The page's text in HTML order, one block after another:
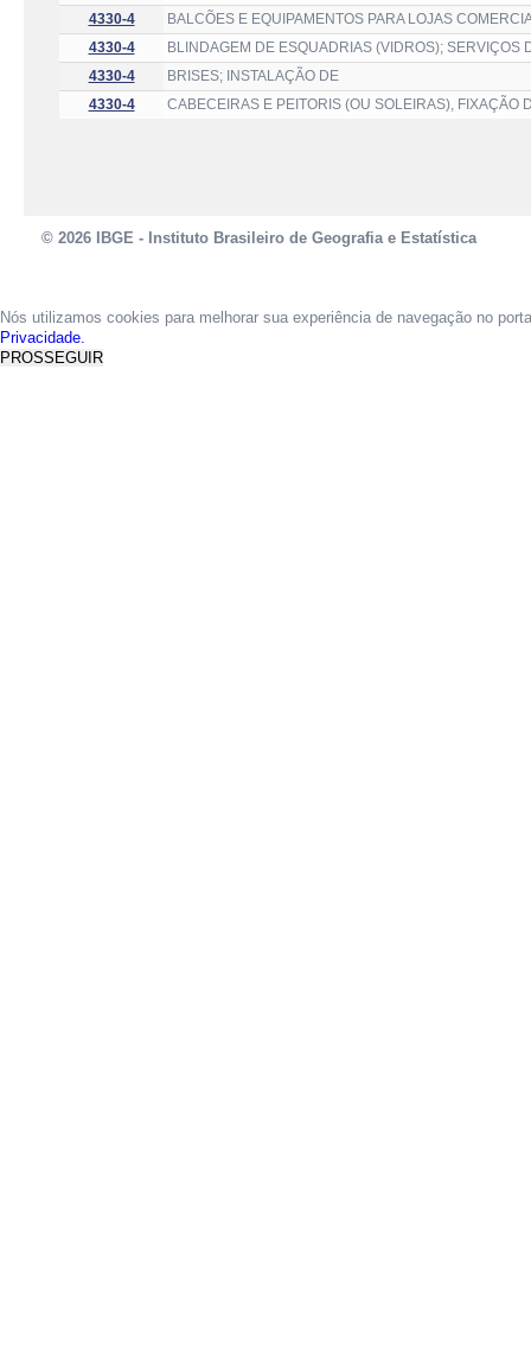
4330-4
BALCÕES E EQUIPAMENTOS PARA LOJAS
4330-4
BLINDAGEM DE ESQUADRIAS (VIDROS); SERVIÇOS
4330-4
BRISES; INSTALAÇÃO DE
4330-4
CABECEIRAS E PEITORIS (OU SOLEIRAS), FIXAÇÃO
© 2026 IBGE - Instituto Brasileiro de Geografia e Estatística
Nós utilizamos cookies para melhorar sua experiência de navegação no
Privacidade.
PROSSEGUIR